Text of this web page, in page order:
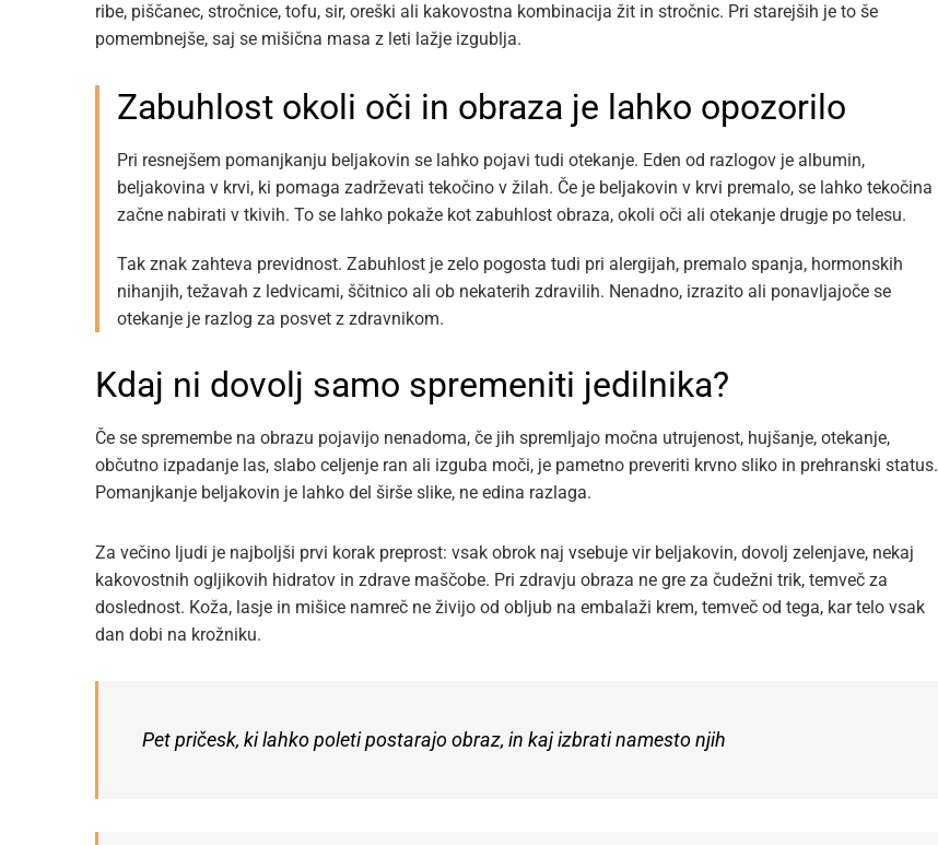
ribe, piščanec, stročnice, tofu, sir, oreški ali kakovostna kombinacija žit in stročnic. Pri starejših je to še
pomembnejše, saj se mišična masa z leti lažje izgublja.
Zabuhlost okoli oči in obraza je lahko opozorilo
Pri resnejšem pomanjkanju beljakovin se lahko pojavi tudi otekanje. Eden od razlogov je albumin,
beljakovina v krvi, ki pomaga zadrževati tekočino v žilah. Če je beljakovin v krvi premalo, se lahko tekočina
začne nabirati v tkivih. To se lahko pokaže kot zabuhlost obraza, okoli oči ali otekanje drugje po telesu.
Tak znak zahteva previdnost. Zabuhlost je zelo pogosta tudi pri alergijah, premalo spanja, hormonskih
nihanjih, težavah z ledvicami, ščitnico ali ob nekaterih zdravilih. Nenadno, izrazito ali ponavljajoče se
otekanje je razlog za posvet z zdravnikom.
Kdaj ni dovolj samo spremeniti jedilnika?
Če se spremembe na obrazu pojavijo nenadoma, če jih spremljajo močna utrujenost, hujšanje, otekanje,
občutno izpadanje las, slabo celjenje ran ali izguba moči, je pametno preveriti krvno sliko in prehranski status.
Pomanjkanje beljakovin je lahko del širše slike, ne edina razlaga.
Za večino ljudi je najboljši prvi korak preprost: vsak obrok naj vsebuje vir beljakovin, dovolj zelenjave, nekaj
kakovostnih ogljikovih hidratov in zdrave maščobe. Pri zdravju obraza ne gre za čudežni trik, temveč za
doslednost. Koža, lasje in mišice namreč ne živijo od obljub na embalaži krem, temveč od tega, kar telo vsak
dan dobi na krožniku.
Pet pričesk, ki lahko poleti postarajo obraz, in kaj izbrati namesto njih